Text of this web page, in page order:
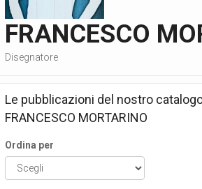
FRANCESCO
Disegnatore
Le pubblicazioni del nostro
FRANCESCO MORTARINO
Ordina per